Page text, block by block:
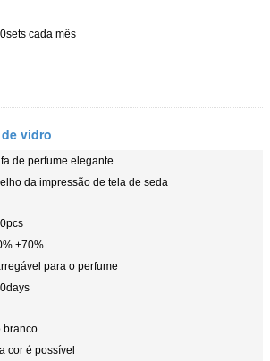
cada mês
vidro
de perfume elegante
da impressão de tela de seda
+70%
para o perfume
branco
cor é possível